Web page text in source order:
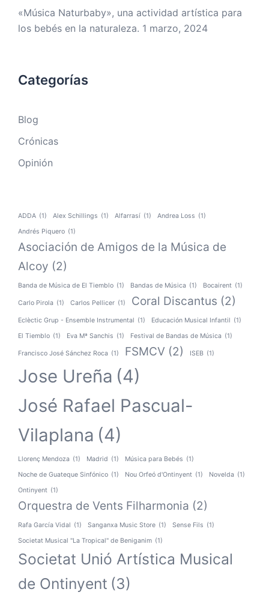
«Música Naturbaby», una actividad artística para
los bebés en la naturaleza. 1 marzo, 2024
Categorías
Blog
Crónicas
Opinión
ADDA (1) Alex Schillings (1) Alfarrasí (1) Andrea Loss (1)
Andrés Piquero (1)
Asociación de Amigos de la Música de
Alcoy (2)
Banda de Música de El Tiemblo (1) Bandas de Música (1) Bocairent (1)
Carlo Pirola (1) Carlos Pellicer (1) Coral Discantus (2)
Eclèctic Grup - Ensemble Instrumental (1) Educación Musical Infantil (1)
El Tiemblo (1) Eva Mª Sanchis (1) Festival de Bandas de Música (1)
Francisco José Sánchez Roca (1) FSMCV (2) ISEB (1)
Jose Ureña (4)
José Rafael Pascual-
Vilaplana (4)
Llorenç Mendoza (1) Madrid (1) Música para Bebés (1)
Noche de Guateque Sinfónico (1) Nou Orfeó d'Ontinyent (1) Novelda (1)
Ontinyent (1)
Orquestra de Vents Filharmonia (2)
Rafa García Vidal (1) Sanganxa Music Store (1) Sense Fils (1)
Societat Musical "La Tropical" de Beniganim (1)
Societat Unió Artística Musical
de Ontinyent (3)